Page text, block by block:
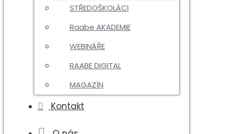
STŘEDOŠKOLÁCI
Raabe AKADEMIE
WEBINÁŘE
RAABE DIGITAL
MAGAZÍN
Kontakt